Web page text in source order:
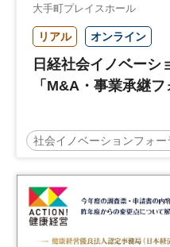
大手町プレイスホール
リアル オンライン
日経社会イノベーシ
「M&A・事業承継フ
社会イノベーションフォー
事業承継 中堅中小企業
日経社会イノベーションフ